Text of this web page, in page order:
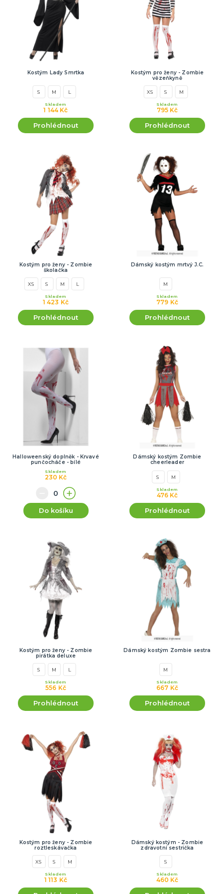
Kostým Lady Smrtka
S M L
1 144 Kč
Skladem
Prohlédnout
Kostým pro ženy - Zombie
vězeňkyně
XS S M
795 Kč
Skladem
Prohlédnout
Kostým pro ženy - Zombie
školačka
XS S M L
1 423 Kč
Skladem
Prohlédnout
Dámský kostým mrtvý J.C.
M
779 Kč
Skladem
Prohlédnout
Halloweenský doplněk - Krvavé
punčocháče - bílé
230 Kč
Skladem
Do košíku
Dámský kostým Zombie
cheerleader
S M
476 Kč
Skladem
Prohlédnout
Kostým pro ženy - Zombie
pirátka deluxe
S M L
556 Kč
Skladem
Prohlédnout
Dámský kostým Zombie sestra
M
667 Kč
Skladem
Prohlédnout
Kostým pro ženy - Zombie
roztleskávačka
XS S M
1 113 Kč
Skladem
Dámský kostým - Zombie
zdravotní sestrička
S
460 Kč
Skladem